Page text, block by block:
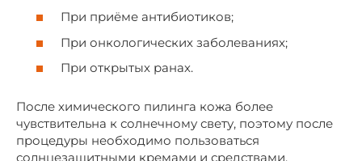
При приёме антибиотиков;
При онкологических заболеваниях;
При открытых ранах.
После химического пилинга кожа более
чувствительна к солнечному свету, поэтому после
процедуры необходимо пользоваться
солнцезащитными кремами и средствами.